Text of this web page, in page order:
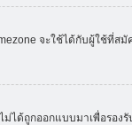
จะใช้ได้กับผู้ใช้ที่ส
ได้ถูกออกแบบมาเพื่อรอ